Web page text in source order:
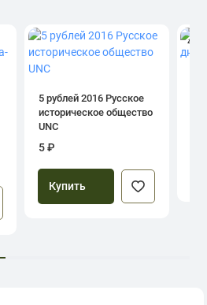
5 рублей 2016 Русское
историческое общество
UNC
5 ₽
Купить
4.0